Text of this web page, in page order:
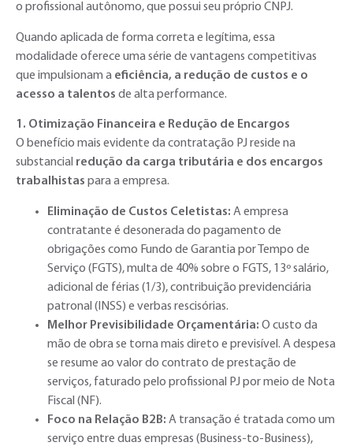
o profissional autônomo, que possui seu próprio CNPJ.
Quando aplicada de forma correta e legítima, essa
modalidade oferece uma série de vantagens competitivas
que impulsionam a eficiência, a redução de custos e o
acesso a talentos de alta performance.
1. Otimização Financeira e Redução de Encargos
O benefício mais evidente da contratação PJ reside na
substancial redução da carga tributária e dos encargos
trabalhistas para a empresa.
Eliminação de Custos Celetistas: A empresa
contratante é desonerada do pagamento de
obrigações como Fundo de Garantia por Tempo de
Serviço (FGTS), multa de 40% sobre o FGTS, 13º salário,
adicional de férias (1/3), contribuição previdenciária
patronal (INSS) e verbas rescisórias.
Melhor Previsibilidade Orçamentária: O custo da
mão de obra se torna mais direto e previsível. A despesa
se resume ao valor do contrato de prestação de
serviços, faturado pelo profissional PJ por meio de Nota
Fiscal (NF).
Foco na Relação B2B: A transação é tratada como um
serviço entre duas empresas (Business-to-Business),